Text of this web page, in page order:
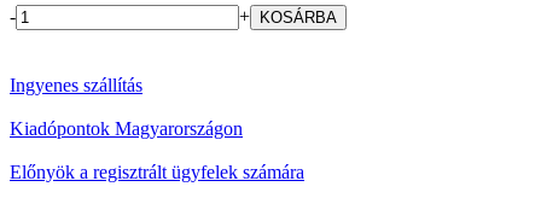
- +
Ingyenes szállítás
Kiadópontok Magyarországon
Előnyök a regisztrált ügyfelek számára